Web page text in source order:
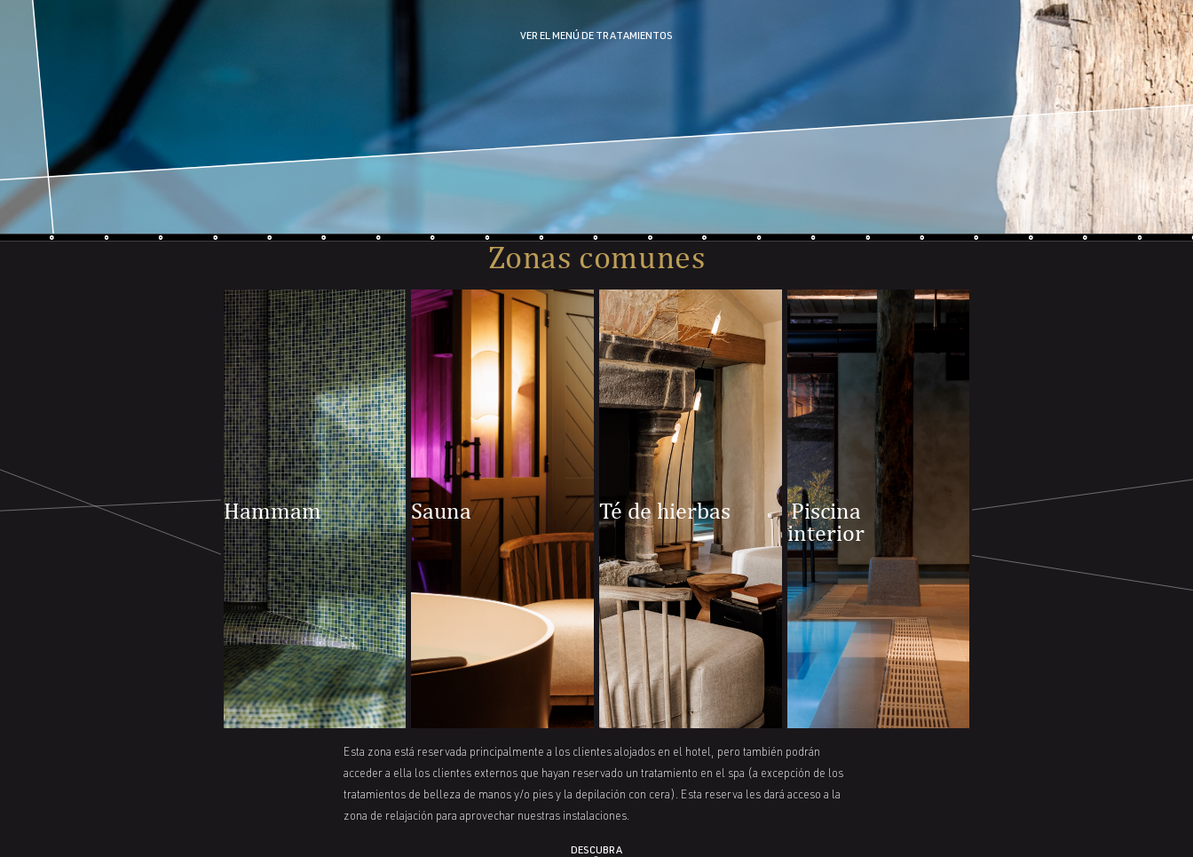
VER EL MENÚ DE TRATAMIENTOS
Zonas comunes
Hammam Sauna Té de hierbas
Piscina
interior
Esta zona está reservada principalmente a los clientes alojados en el hotel, pero también podrán
acceder a ella los clientes externos que hayan reservado un tratamiento en el spa (a excepción de los
tratamientos de belleza de manos y/o pies y la depilación con cera). Esta reserva les dará acceso a la
zona de relajación para aprovechar nuestras instalaciones.
DESCUBRA